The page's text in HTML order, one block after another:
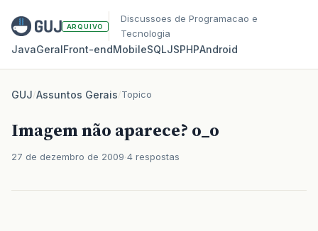
ARQUIVO
Discussoes de Programacao e
Tecnologia
JavaGeralFront‑endMobileSQLJSPHPAndroid
GUJ/Assuntos Gerais/Topico
Imagem não aparece? o_o
27 de dezembro de 2009 4 respostas